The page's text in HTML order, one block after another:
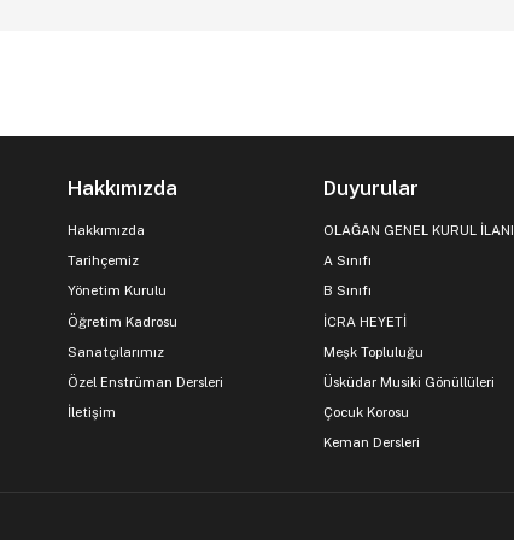
Hakkımızda
Hakkımızda
Tarihçemiz
Yönetim Kurulu
Öğretim Kadrosu
Sanatçılarımız
Özel Enstrüman Dersleri
İletişim
Duyurular
OLAĞAN GENEL KURUL İLANI
A Sınıfı
B Sınıfı
İCRA HEYETİ
Meşk Topluluğu
Üsküdar Musiki Gönüllüleri
Çocuk Korosu
Keman Dersleri